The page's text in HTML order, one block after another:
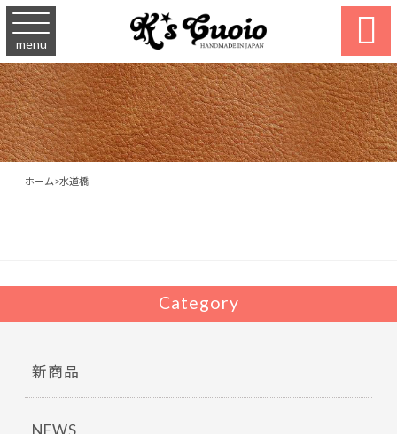
menu 
ホーム>水道橋
Category
新商品
NEWS